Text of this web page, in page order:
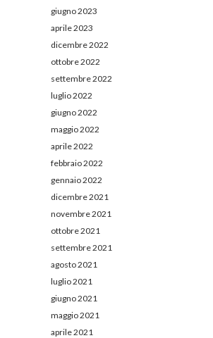
giugno 2023
aprile 2023
dicembre 2022
ottobre 2022
settembre 2022
luglio 2022
giugno 2022
maggio 2022
aprile 2022
febbraio 2022
gennaio 2022
dicembre 2021
novembre 2021
ottobre 2021
settembre 2021
agosto 2021
luglio 2021
giugno 2021
maggio 2021
aprile 2021